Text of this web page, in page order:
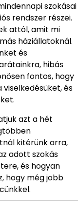
szokásai
rendszer részei.
attól, amit mi
háziállatoknál.
és
hibás
fontos, hogy
viselkedésüket, és
azt a hét
kitérünk arra,
adott szokás
és hogyan
hogy még jobb